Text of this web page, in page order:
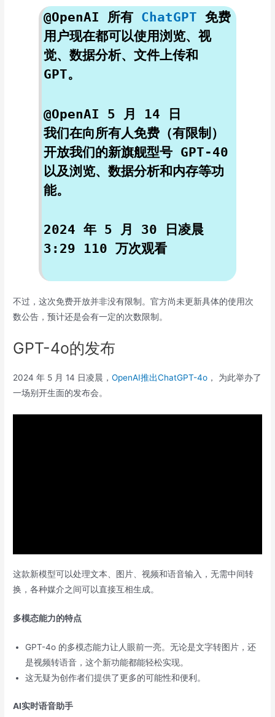
@OpenAI 所有 ChatGPT 免费
用户现在都可以使用浏览、视
觉、数据分析、文件上传和
GPT。
@OpenAI 5 月 14 日
我们在向所有人免费（有限制）
开放我们的新旗舰型号 GPT-40
以及浏览、数据分析和内存等功
能。
2024 年 5 月 30 日凌晨
3:29 110 万次观看
不过，这次免费开放并非没有限制。官方尚未更新具体的使用次
数公告，预计还是会有一定的次数限制。
GPT-4o的发布
2024 年 5 月 14 日凌晨，OpenAI推出ChatGPT-4o ， 为此举办了
一场别开生面的发布会。
这款新模型可以处理文本、图片、视频和语音输入，无需中间转
换，各种媒介之间可以直接互相生成。
多模态能力的特点
GPT-4o 的多模态能力让人眼前一亮。无论是文字转图片，还
是视频转语音，这个新功能都能轻松实现。
这无疑为创作者们提供了更多的可能性和便利。
AI实时语音助手